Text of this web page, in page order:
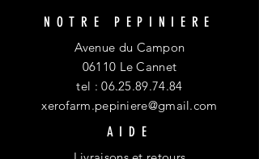
NOTRE PEPINIERE
Avenue du Campon
06110 Le Cannet
tel :06.25.89.74.84
xerofarm.pepiniere@gmail.com
AIDE